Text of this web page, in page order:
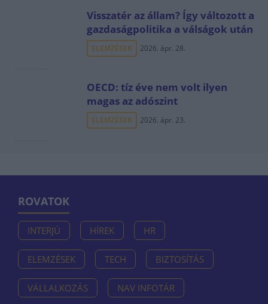
Visszatér az állam? Így változott a
gazdaságpolitika a válságok után
ELEMZÉSEK 2026. ápr. 28.
OECD: tíz éve nem volt ilyen
magas az adószint
ELEMZÉSEK 2026. ápr. 23.
ROVATOK
INTERJÚ HÍREK HR
ELEMZÉSEK TECH BIZTOSÍTÁS
VÁLLALKOZÁS NAV INFOTÁR